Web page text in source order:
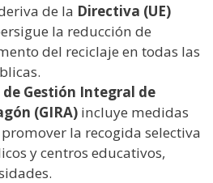
de la Directiva (UE)
la reducción de
del reciclaje en todas las
de Gestión Integral de
(GIRA) incluye medidas
la recogida selectiva
y centros educativos,